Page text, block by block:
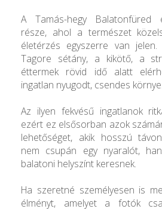
A Tamás-hegy Balatonfüred
része, ahol a természet
életérzés egyszerre van
Tagore sétány, a kikötő, a
éttermek rövid idő alatt
ingatlan nyugodt, csendes
Az ilyen fekvésű ingatlanok
ezért ez elsősorban azok
lehetőséget, akik hosszú
nem csupán egy nyaralót,
balatoni helyszínt keresnek.
Ha szeretné személyesen is
élményt, amelyet a fotók